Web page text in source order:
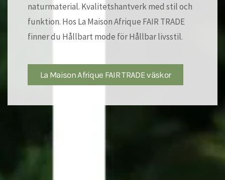
naturmaterial. Kvalitetshantverk med stil och
funktion. Hos La Maison Afrique FAIR TRADE
finner du Hållbart mode för Hållbar livsstil.
La Maison Afrique FAIR TRADE väskor